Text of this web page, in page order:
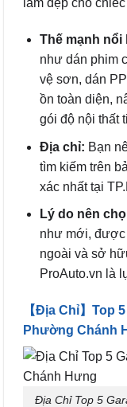
làm đẹp cho
Thế mạnh nổi
như dán phim
vệ sơn, dán
ồn toàn diện,
gói độ nội thất
Địa chỉ: Bạn
tìm kiếm trên
xác nhất tại
Lý do nên
như mới, được
ngoài và sở
ProAuto.vn là
【Địa Chỉ】Top
Phường Chánh
Địa Chỉ Top 5